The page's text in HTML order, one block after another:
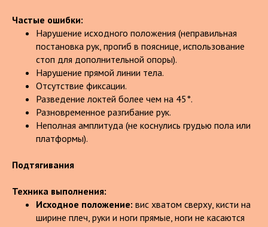
Частые ошибки:
Нарушение исходного положения (неправильная
постановка рук, прогиб в пояснице, использование
стоп для дополнительной опоры).
Нарушение прямой линии тела.
Отсутствие фиксации.
Разведение локтей более чем на 45°.
Разновременное разгибание рук.
Неполная амплитуда (не коснулись грудью пола или
платформы).
Подтягивания
Техника выполнения:
Исходное положение: вис хватом сверху, кисти на
ширине плеч, руки и ноги прямые, ноги не касаются